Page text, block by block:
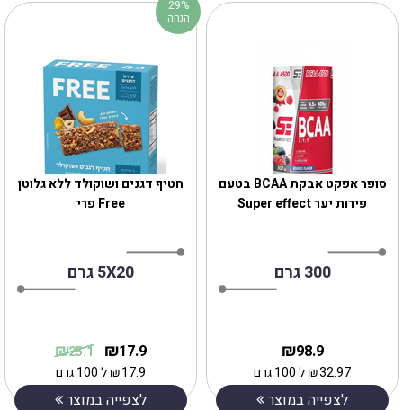
חטיף דגנים ושוקולד ללא גלוטן
Free פרי
5X20 גרם
17.9
₪
25.1
₪
17.9
₪ל 100 גרם
לצפייה במוצר
29%
הנחה
סופר אפקט אבקת BCAA בטעם
פירות יער Super effect
300 גרם
98.9
₪
32.97
₪ל 100 גרם
לצפייה במוצר